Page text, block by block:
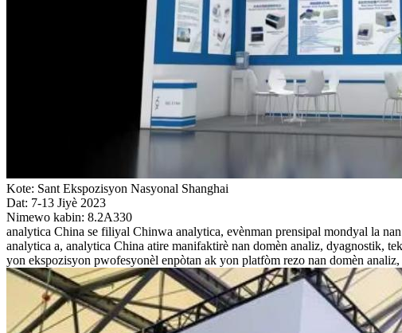
Kote: Sant Ekspozisyon Nasyonal Shanghai
Dat: 7-13 Jiyè 2023
Nimewo kabin: 8.2A330
analytica China se filiyal Chinwa analytica, evènman prensipal mondyal la
analytica a, analytica China atire manifaktirè nan domèn analiz, dyagnostik,
yon ekspozisyon pwofesyonèl enpòtan ak yon platfòm rezo nan domèn